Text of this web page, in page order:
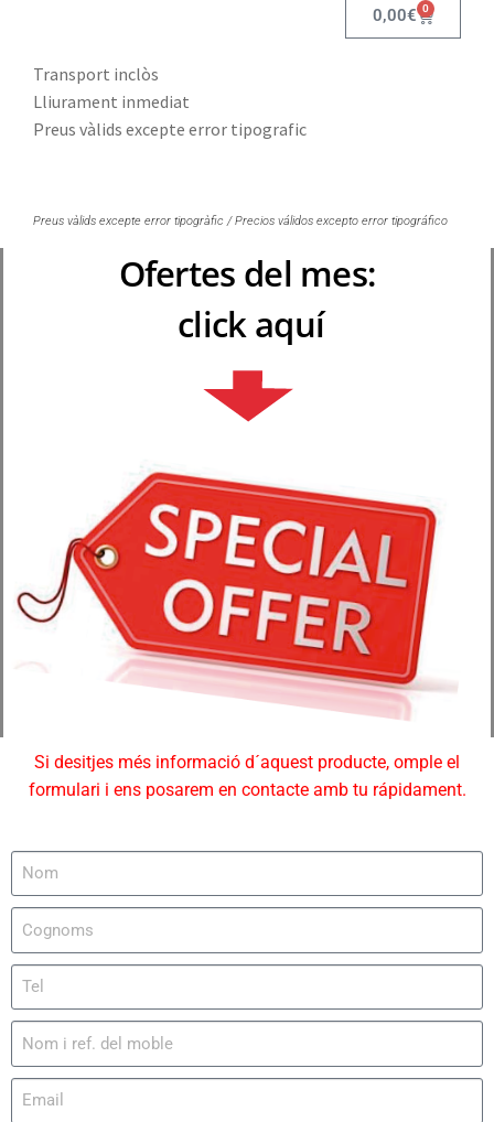
0,00€ 0
Transport inclòs
Lliurament inmediat
Preus vàlids excepte error tipografic
Preus vàlids excepte error tipogràfic / Precios válidos excepto error tipográfico
Ofertes del mes:
click aquí
Si desitjes més informació d´aquest producte, omple el
formulari i ens posarem en contacte amb tu rápidament.